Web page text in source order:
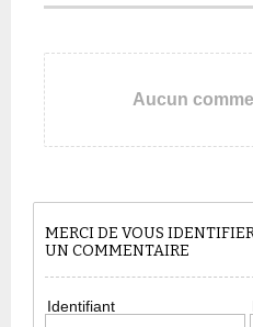
Aucun
MERCI DE VOUS
UN COMMENTAIRE
Identifiant